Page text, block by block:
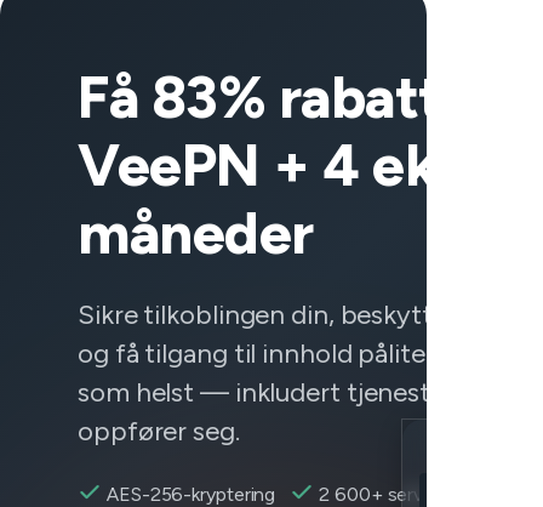
Få 83% rabatt på
VeePN + 4 ekstra
måneder
Sikre tilkoblingen din, beskytt dataene
og få tilgang til innhold pålitelig fra
som helst — inkludert tjenester som
oppfører seg.
AES-256-kryptering
2 600+ servere